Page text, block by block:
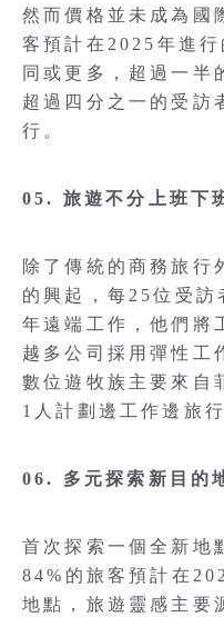
然而價格並未成為國
客預計在2025年進
同或更多，超過一半
超過四分之一的受訪
行。
05. 旅遊不分上班下
除了傳統的商務旅行
的興起，每25位受
年遠端工作，他們將
越多公司採用彈性工
數位遊牧族主要來自
1人計劃邊工作邊旅行
06. 多元探索新目的
首次探索一個全新地
84%的旅客預計在
地點，旅遊靈感主要